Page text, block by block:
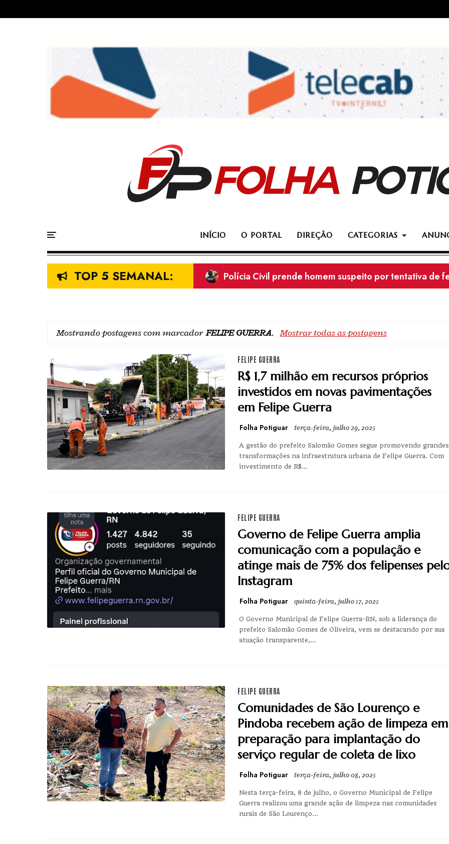
INÍCIO O PORTAL DIREÇÃO CATEGORIAS
TOP 5 SEMANAL: Polícia Civil prende homem suspeito por tentativa de
Mostrando postagens com marcador FELIPE GUERRA. Mostrar todas as postagens
FELIPE GUERRA
R$ 1,7 milhão em recursos próprios
investidos em novas pavimentações
em Felipe Guerra
Folha Potiguar terça-feira, julho 29, 2025
A gestão do prefeito Salomão Gomes segue promovendo grandes
transformações na infraestrutura urbana de Felipe Guerra. Com
investimento de R$...
FELIPE GUERRA
Governo de Felipe Guerra amplia
comunicação com a população e
atinge mais de 75% dos felipenses
Instagram
Folha Potiguar quinta-feira, julho 17, 2025
O Governo Municipal de Felipe Guerra-RN, sob a liderança do
prefeito Salomão Gomes de Oliveira, vem se destacando por sua
atuação transparente,...
FELIPE GUERRA
Comunidades de São Lourenço e
Pindoba recebem ação de limpeza em
preparação para implantação do
serviço regular de coleta de lixo
Folha Potiguar terça-feira, julho 08, 2025
Nesta terça-feira, 8 de julho, o Governo Municipal de Felipe
Guerra realizou uma grande ação de limpeza nas comunidades
rurais de São Lourenço...